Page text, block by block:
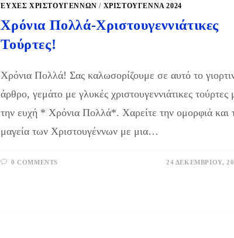
ΕΥΧΕΣ ΧΡΙΣΤΟΥΓΕΝΝΩΝ / ΧΡΙΣΤΟΥΓΕΝΝΑ 2024
Χρόνια Πολλά-Χριστουγεννιάτικες
Τούρτες!
Χρόνια Πολλά! Σας καλωσορίζουμε σε αυτό το
άρθρο, γεμάτο με γλυκές χριστουγεννιάτικες τούρτες
την ευχή * Χρόνια Πολλά*. Χαρείτε την ομορφιά και
μαγεία των Χριστουγέννων με μια…
0 COMMENTS 24 ΔΕΚΕΜΒΡΊΟΥ,